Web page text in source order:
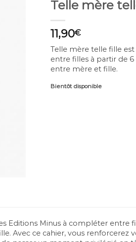
Telle mère
11,90€
Telle mère telle fille
entre filles à partir de
entre mère et fille.
Bientôt disponible
Editions Minus à compléter entre
Avec ce cahier, vous renforcerez